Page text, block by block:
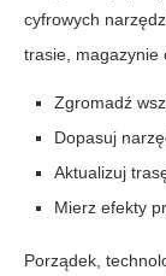
cyfrowych
trasie, magazynie
Zgromadź
Dopasuj
Aktualizuj
Mierz efekty
Porządek,